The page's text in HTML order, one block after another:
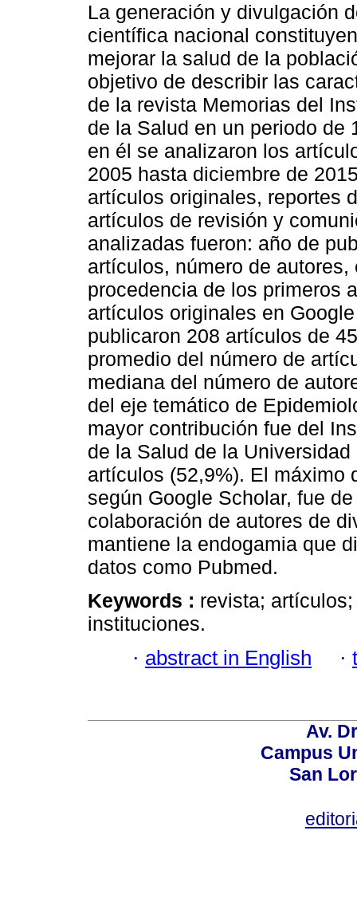
La generación y divulgación
científica nacional
mejorar la salud de la
objetivo de describir las
de la revista Memorias del
de la Salud en un periodo de
en él se analizaron los
2005 hasta diciembre de
artículos originales, reportes
artículos de revisión y
analizadas fueron: año de
artículos, número de
procedencia de los primeros
artículos originales en
publicaron 208 artículos de
promedio del número de
mediana del número de
del eje temático de
mayor contribución fue del
de la Salud de la
artículos (52,9%). El máximo
según Google Scholar, fue
colaboración de autores de
mantiene la endogamia que
datos como Pubmed.
Keywords : revista;
instituciones.
· abstract in English ·
Av.
Campus
San